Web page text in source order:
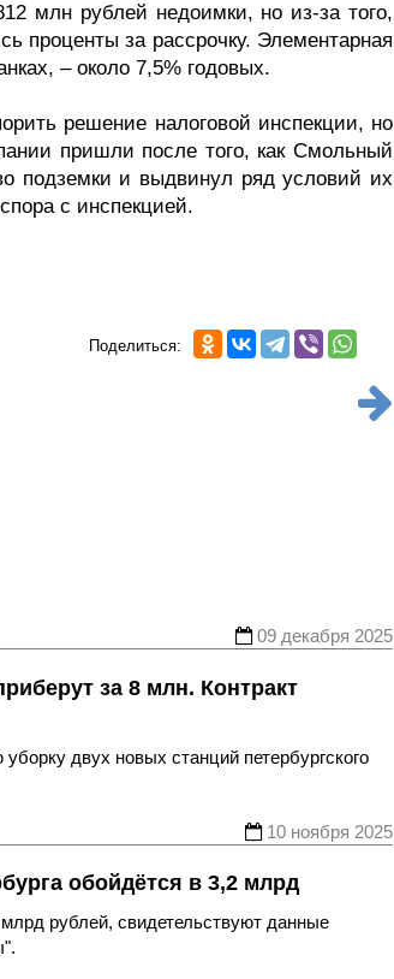
млн рублей недоимки, но из-за того,
проценты за рассрочку. Элементарная
– около 7,5% годовых.
решение налоговой инспекции, но
пришли после того, как Смольный
подземки и выдвинул ряд условий их
с инспекцией.
Поделиться:
09 декабря 2025
за 8 млн. Контракт
двух новых станций петербургского
10 ноября 2025
обойдётся в 3,2 млрд
рублей, свидетельствуют данные